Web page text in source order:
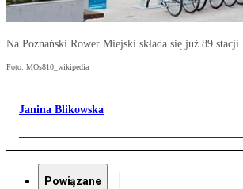
Na Poznański Rower Miejski składa się już 89 stacji.
Foto: MOs810_wikipedia
Janina Blikowska
Powiązane